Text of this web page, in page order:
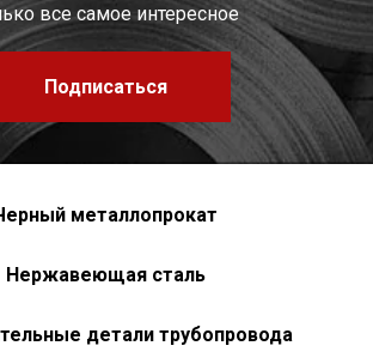
все самое интересное
Подписаться
металлопрокат
Нержавеющая сталь
детали трубопровода